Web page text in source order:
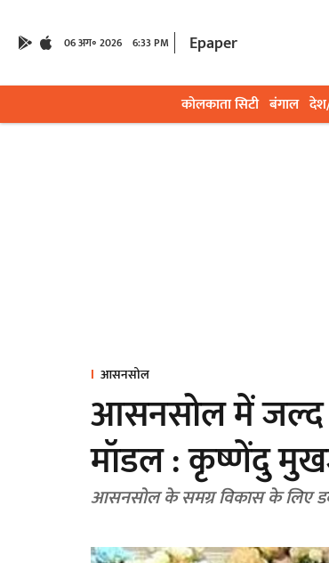
06 अग॰ 2026 6:33 PM Epaper
कोलकाता सिटी बंगाल
आसनसोल
आसनसोल में जल्द
मॉडल : कृष्णेंदु
आसनसोल के समग्र विकास के लिए